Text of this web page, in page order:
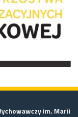
im. Marii